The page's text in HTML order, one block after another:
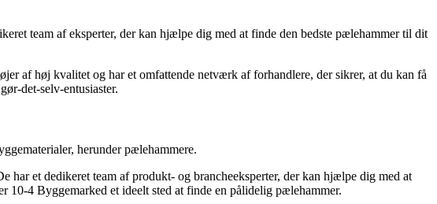
team af eksperter, der kan hjælpe dig med at finde den bedste pælehammer til dit
af høj kvalitet og har et omfattende netværk af forhandlere, der sikrer, at du kan få
det-selv-entusiaster.
herunder pælehammere.
et dedikeret team af produkt- og brancheeksperter, der kan hjælpe dig med at
4 Byggemarked et ideelt sted at finde en pålidelig pælehammer.